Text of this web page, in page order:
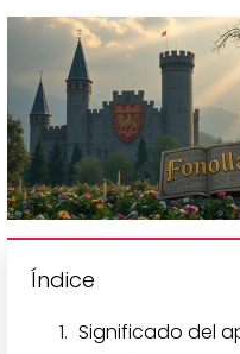
Índice
Significado del